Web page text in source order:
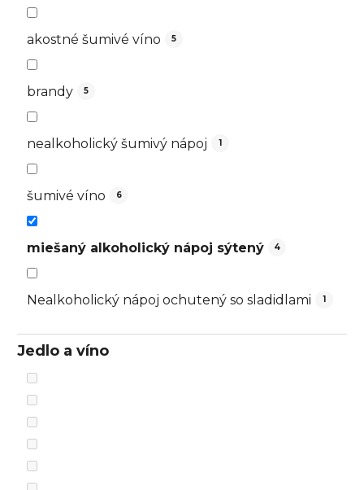
akostné šumivé víno 5
brandy 5
nealkoholický šumivý nápoj 1
šumivé víno 6
miešaný alkoholický nápoj sýtený 4
Nealkoholický nápoj ochutený so sladidlami 1
Jedlo a víno